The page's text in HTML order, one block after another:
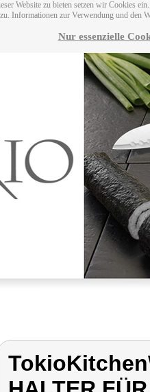
Website zu bieten setzen wir Cookies
zu. Informationen zur Verwendung und den
Nur essenzielle